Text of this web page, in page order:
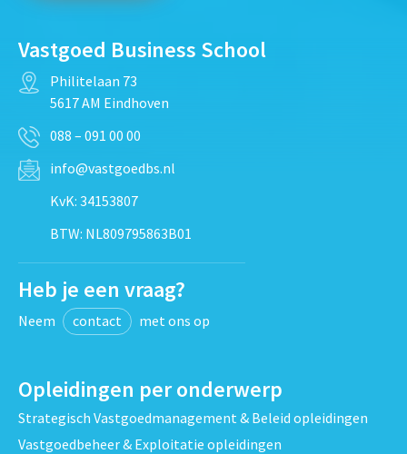
Vastgoed Business School
Philitelaan 73
5617 AM Eindhoven
088 – 091 00 00
info@vastgoedbs.nl
KvK: 34153807
BTW: NL809795863B01
Heb je een vraag?
Neem contact met ons op
Opleidingen per onderwerp
Strategisch Vastgoedmanagement & Beleid opleidingen
Vastgoedbeheer & Exploitatie opleidingen